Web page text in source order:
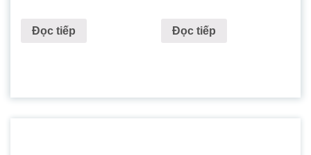
Đọc tiếp Đọc tiếp